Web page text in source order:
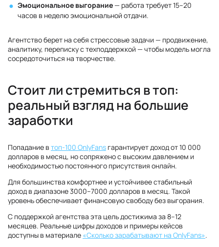
Эмоциональное выгорание— работа требует 15–20
часов в неделю эмоциональной отдачи.
Агентство берет на себя стрессовые задачи — продвижение,
аналитику, переписку с техподдержкой — чтобы модель могла
сосредоточиться на творчестве.
Стоит ли стремиться в топ:
реальный взгляд на большие
заработки
Попадание в топ‑100 OnlyFans гарантирует доход от 10 000
долларов в месяц, но сопряжено с высоким давлением и
необходимостью постоянного присутствия онлайн.
Для большинства комфортнее и устойчивее стабильный
доход в диапазоне 3000–7000 долларов в месяц. Такой
уровень обеспечивает финансовую свободу без выгорания.
С поддержкой агентства эта цель достижима за 8–12
месяцев. Реальные цифры доходов и примеры кейсов
доступны в материале «Сколько зарабатывают на OnlyFans».